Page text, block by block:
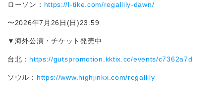
ローソン： https://l-tike.com/regallily-dawn/
〜2026年7月26日(日)23:59
▼海外公演・チケット発売中
台北： https://gutspromotion.kktix.cc/events/c7362a7d
ソウル： https://www.highjinkx.com/regallily